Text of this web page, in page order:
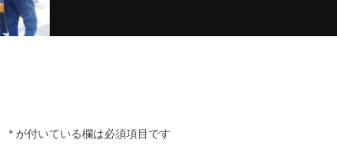
* が付いている欄は必須項目です